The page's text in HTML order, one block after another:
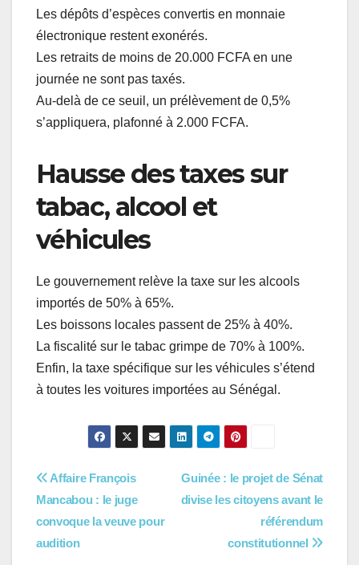
Les dépôts d’espèces convertis en monnaie
électronique restent exonérés.
Les retraits de moins de 20.000 FCFA en une
journée ne sont pas taxés.
Au-delà de ce seuil, un prélèvement de 0,5%
s’appliquera, plafonné à 2.000 FCFA.
Hausse des taxes sur
tabac, alcool et
véhicules
Le gouvernement relève la taxe sur les alcools
importés de 50% à 65%.
Les boissons locales passent de 25% à 40%.
La fiscalité sur le tabac grimpe de 70% à 100%.
Enfin, la taxe spécifique sur les véhicules s’étend
à toutes les voitures importées au Sénégal.
Navigation
de
l’article
Guinée : le projet de Sénat
divise les citoyens avant le
référendum
constitutionnel
Affaire François
Mancabou : le juge
convoque la veuve pour
audition